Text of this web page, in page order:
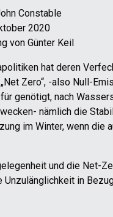
Constable
2020
von Günter Keil
hat deren
Zero“, -also Null-
genötigt, nach
nämlich die
im Winter, wenn die
und die Net-
in